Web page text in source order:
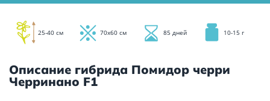
25-40 см 70х60 см 85 дней 10-15 г
Описание гибрида Помидор черри
Черринано F1